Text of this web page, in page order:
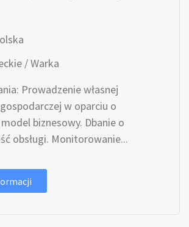
/ Warka
Prowadzenie własnej
w oparciu o
biznesowy. Dbanie o
obsługi. Monitorowanie...